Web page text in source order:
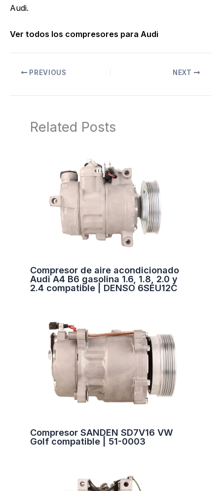
Audi.
Ver todos los compresores para Audi
PREVIOUS NEXT
Related Posts
Compresor de aire acondicionado
Audi A4 B6 gasolina 1.6, 1.8, 2.0 y
2.4 compatible | DENSO 6SEU12C
Compresor SANDEN SD7V16 VW
Golf compatible | 51-0003